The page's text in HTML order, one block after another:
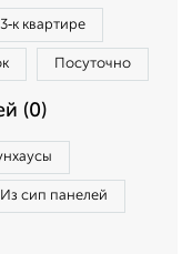
квартире
Посуточно
(0)
Из сип панелей